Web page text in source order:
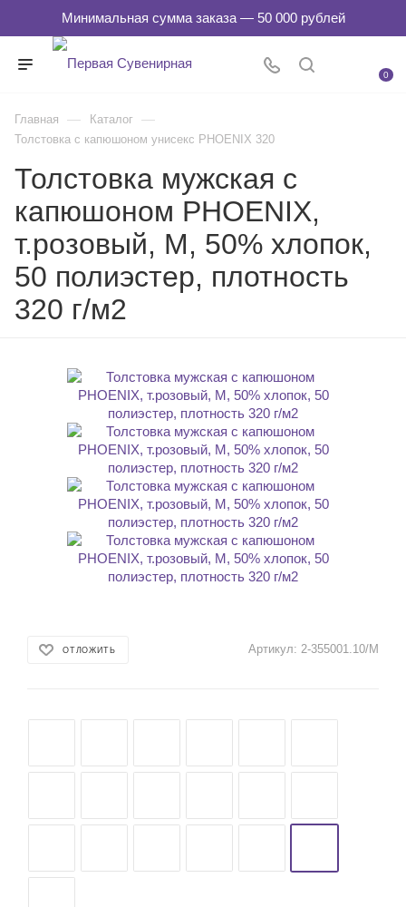
0
Главная — Каталог —
Толстовка с капюшоном унисекс PHOENIX 320
Толстовка мужская с
капюшоном PHOENIX,
т.розовый, M, 50% хлопок,
50 полиэстер, плотность
320 г/м2
ОТЛОЖИТЬ Артикул: 2-355001.10/M